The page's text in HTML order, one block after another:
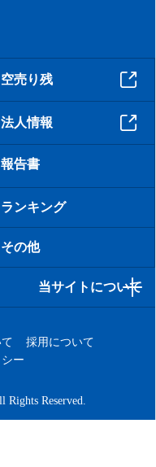
空売り残
法人情報
報告書
ランキング
その他
当サイトについて
採用について
ー
Reserved.